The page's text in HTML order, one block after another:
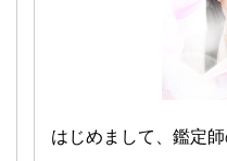
はじめまして、鑑定